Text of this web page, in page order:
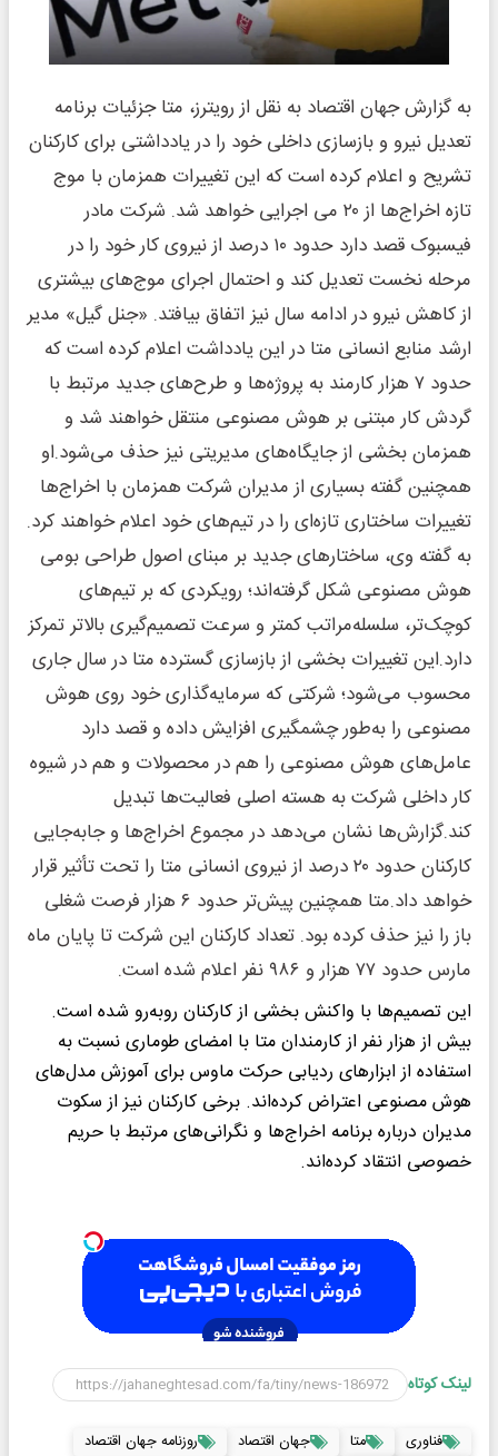
به گزارش جهان اقتصاد به نقل از رویترز، متا جزئیات برنامه
تعدیل نیرو و بازسازی داخلی خود را در یادداشتی برای کارکنان
تشریح و اعلام کرده است که این تغییرات همزمان با موج
تازه اخراج‌ها از ۲۰ می اجرایی خواهد شد. شرکت مادر
فیسبوک قصد دارد حدود ۱۰ درصد از نیروی کار خود را در
مرحله نخست تعدیل کند و احتمال اجرای موج‌های بیشتری
از کاهش نیرو در ادامه سال نیز اتفاق بیافتد. «جنل گیل» مدیر
ارشد منابع انسانی متا در این یادداشت اعلام کرده است که
حدود ۷ هزار کارمند به پروژه‌ها و طرح‌های جدید مرتبط با
گردش کار مبتنی بر هوش مصنوعی منتقل خواهند شد و
همزمان بخشی از جایگاه‌های مدیریتی نیز حذف می‌شود.او
همچنین گفته بسیاری از مدیران شرکت همزمان با اخراج‌ها
تغییرات ساختاری تازه‌ای را در تیم‌های خود اعلام خواهند کرد.
به گفته وی، ساختارهای جدید بر مبنای اصول طراحی بومی
هوش مصنوعی شکل گرفته‌اند؛ رویکردی که بر تیم‌های
کوچک‌تر، سلسله‌مراتب کمتر و سرعت تصمیم‌گیری بالاتر تمرکز
دارد.این تغییرات بخشی از بازسازی گسترده متا در سال جاری
محسوب می‌شود؛ شرکتی که سرمایه‌گذاری خود روی هوش
مصنوعی را به‌طور چشمگیری افزایش داده و قصد دارد
عامل‌های هوش مصنوعی را هم در محصولات و هم در شیوه
کار داخلی شرکت به هسته اصلی فعالیت‌ها تبدیل
کند.گزارش‌ها نشان می‌دهد در مجموع اخراج‌ها و جابه‌جایی
کارکنان حدود ۲۰ درصد از نیروی انسانی متا را تحت تأثیر قرار
خواهد داد.متا همچنین پیش‌تر حدود ۶ هزار فرصت شغلی
باز را نیز حذف کرده بود. تعداد کارکنان این شرکت تا پایان ماه
مارس حدود ۷۷ هزار و ۹۸۶ نفر اعلام شده است.
این تصمیم‌ها با واکنش بخشی از کارکنان روبه‌رو شده است.
بیش از هزار نفر از کارمندان متا با امضای طوماری نسبت به
استفاده از ابزارهای ردیابی حرکت ماوس برای آموزش مدل‌های
هوش مصنوعی اعتراض کرده‌اند. برخی کارکنان نیز از سکوت
مدیران درباره برنامه اخراج‌ها و نگرانی‌های مرتبط با حریم
خصوصی انتقاد کرده‌اند.
لینک کوتاه
فناوری متا جهان اقتصاد
روزنامه جهان اقتصاد